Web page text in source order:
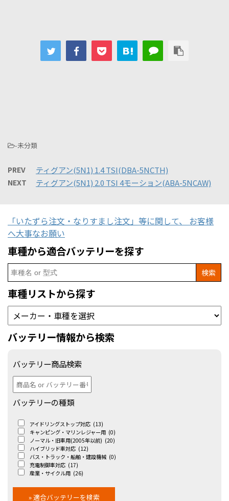
-未分類
PREV ティグアン(5N1) 1.4 TSI(DBA-5NCTH)
NEXT ティグアン(5N1) 2.0 TSI 4モーション(ABA-5NCAW)
「いたずら注文・なりすまし注文」等に関して、 お客様
へ大事なお願い
車種から適合バッテリーを探す
Search
for:
車種リストから探す
バッテリー情報から検索
バッテリー商品検索
バッテリーの種類
アイドリングストップ対応 (13)
キャンピング・マリンレジャー用 (0)
ノーマル・旧車用(2005年以前) (20)
ハイブリッド車対応 (12)
バス・トラック・船舶・建設機械 (0)
充電制御車対応 (17)
産業・サイクル用 (26)